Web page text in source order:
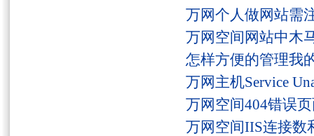
万网个人做网站需
万网空间网站中木
怎样方便的管理我
万网主机Service
万网空间404错误
万网空间IIS连接数